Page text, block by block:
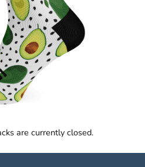
are currently closed.